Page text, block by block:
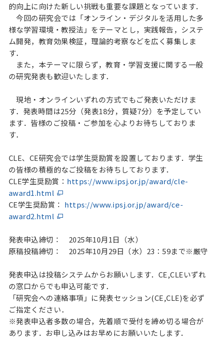
的向上に向けた新しい挑戦も重要な課題となっています．
今回の研究会では「オンライン・デジタルを活用した多
様な学習環境・教授法」をテーマとし，実践報告，システ
ム開発，教育効果検証，理論的考察などを広く募集しま
す．
また，本テーマに限らず，教育・学習支援に関する一般
の研究発表も歓迎いたします．
現地・オンラインいずれの方式でもご発表いただけま
す．発表時間は25分（発表18分，質疑7分）を予定してい
ます．皆様のご投稿・ご参加を心よりお待ちしておりま
す．
CLE、CE研究会では学生奨励賞を設置しております．学生
の皆様の積極的なご投稿をお待ちしております．
CLE学生奨励賞： https://www.ipsj.or.jp/award/cle-
award1.html
CE学生奨励賞： https://www.ipsj.or.jp/award/ce-
award2.html
発表申込締切： 2025年10月1日（水）
原稿投稿締切： 2025年10月29日（水）23：59まで※厳守
発表申込は投稿システムからお願いします．CE,CLEいずれ
の窓口からでも申込可能です．
「研究会への連絡事項」に発表セッション(CE,CLE)を必ず
ご指定ください．
※発表申込者多数の場合，先着順で受付を締め切る場合が
あります．お申し込みはお早めにお願いいたします．